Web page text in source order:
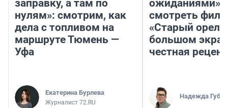
заправку, а там по
нулям»: смотрим, как
дела с топливом на
маршруте Тюмень —
Уфа
Екатерина Бурлева
Журналист 72.RU
ожиданиями»:
смотреть
«Старый орел»
большом
честная
Надежда